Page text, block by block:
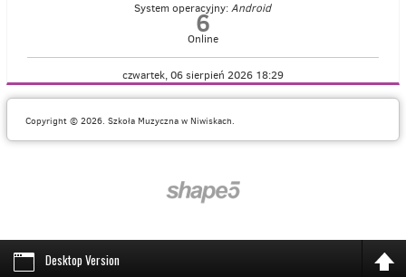
System operacyjny:Android
6
Online
czwartek, 06 sierpień 2026 18:29
Copyright © 2026. Szkoła Muzyczna w Niwiskach.
Desktop Version